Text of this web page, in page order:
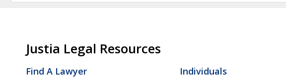
Justia Legal Resources
Find A Lawyer Individuals